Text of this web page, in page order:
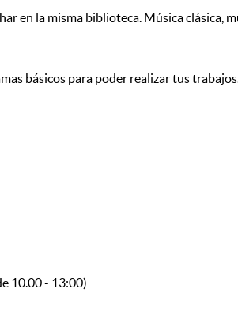
en la misma biblioteca. Música clásica,
básicos para poder realizar tus
10.00 - 13:00)